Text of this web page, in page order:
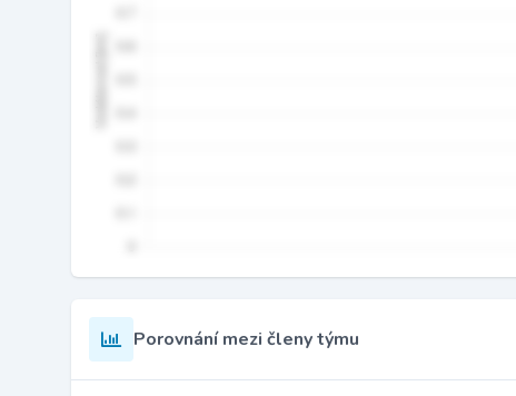
Porovnání mezi členy týmu